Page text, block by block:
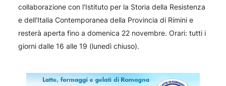
collaborazione con l'Istituto per la Storia della Resistenza
e dell'Italia Contemporanea della Provincia di Rimini e
resterà aperta fino a domenica 22 novembre. Orari: tutti i
giorni dalle 16 alle 19 (lunedì chiuso).